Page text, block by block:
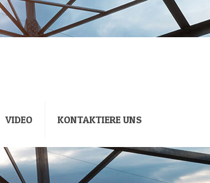
VIDEO KONTAKTIERE UNS